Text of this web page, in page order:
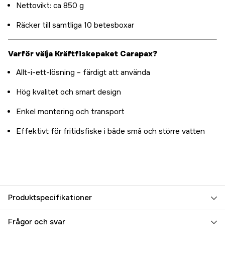
Nettovikt: ca 850 g
Räcker till samtliga 10 betesboxar
Varför välja Kräftfiskepaket Carapax?
Allt-i-ett-lösning – färdigt att använda
Hög kvalitet och smart design
Enkel montering och transport
Effektivt för fritidsfiske i både små och större vatten
Produktspecifikationer
Fiskart Kräfta
Frågor och svar